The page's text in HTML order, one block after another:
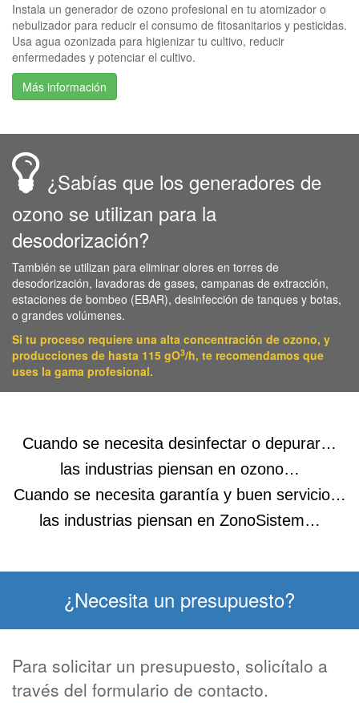
Instala un generador de ozono profesional en tu atomizador o
nebulizador para reducir el consumo de fitosanitarios y pesticidas.
Usa agua ozonizada para higienizar tu cultivo, reducir
enfermedades y potenciar el cultivo.
Más información
¿Sabías que los generadores de
ozono se utilizan para la
desodorización?
También se utilizan para eliminar olores en torres de
desodorización, lavadoras de gases, campanas de extracción,
estaciones de bombeo (EBAR), desinfección de tanques y botas,
o grandes volúmenes.
Si tu proceso requiere una alta concentración de ozono, y
producciones de hasta 115 gO3/h, te recomendamos que
uses la gama profesional.
Cuando se necesita desinfectar o depurar…
las industrias piensan en ozono…
Cuando se necesita garantía y buen servicio…
las industrias piensan en ZonoSistem…
¿Necesita un presupuesto?
Para solicitar un presupuesto, solicítalo a
través del formulario de contacto.